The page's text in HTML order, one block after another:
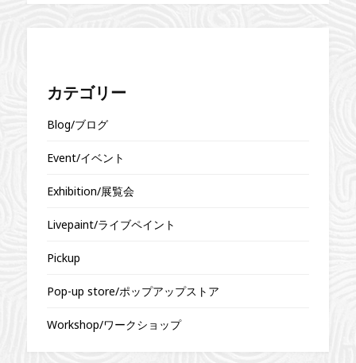
カテゴリー
Blog/ブログ
Event/イベント
Exhibition/展覧会
Livepaint/ライブペイント
Pickup
Pop-up store/ポップアップストア
Workshop/ワークショップ